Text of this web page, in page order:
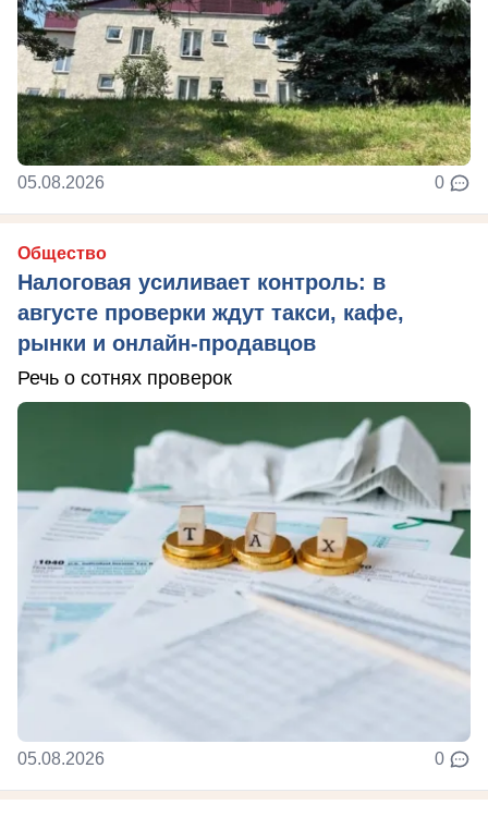
05.08.2026 0
Общество
Налоговая усиливает контроль: в
августе проверки ждут такси, кафе,
рынки и онлайн-продавцов
Речь о сотнях проверок
05.08.2026 0